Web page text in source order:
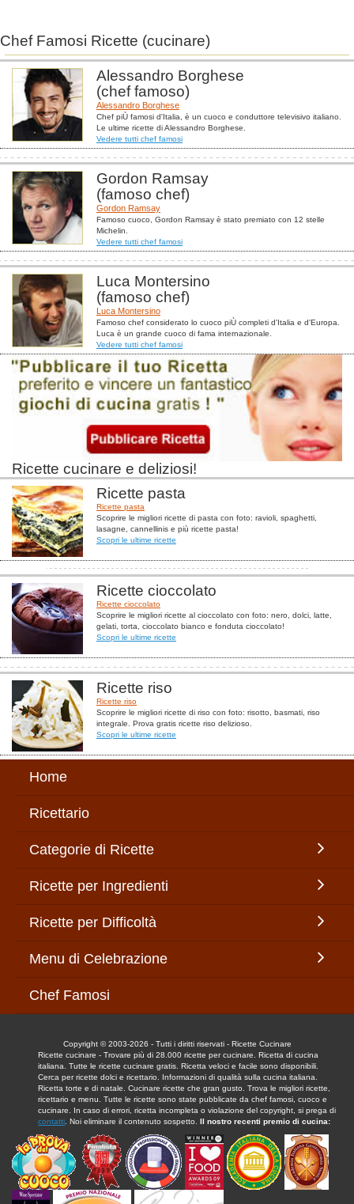
Chef Famosi Ricette (cucinare)
Alessandro Borghese
(chef famoso)
Alessandro Borghese
Chef piÙ famosi d'Italia, è un cuoco e conduttore televisivo italiano.
Le ultime ricette di Alessandro Borghese.
Vedere tutti chef famosi
Gordon Ramsay
(famoso chef)
Gordon Ramsay
Famoso cuoco, Gordon Ramsay è stato premiato con 12 stelle
Michelin.
Vedere tutti chef famosi
Luca Montersino
(famoso chef)
Luca Montersino
Famoso chef considerato lo cuoco piÙ completi d'Italia e d'Europa.
Luca è un grande cuoco di fama internazionale.
Vedere tutti chef famosi
Ricette cucinare e deliziosi!
Ricette pasta
Ricette pasta
Scoprire le migliori ricette di pasta con foto: ravioli, spaghetti,
lasagne, cannellinis e più ricette pasta!
Scopri le ultime ricette
Ricette cioccolato
Ricette cioccolato
Scoprire le migliori ricette al cioccolato con foto: nero, dolci, latte,
gelati, torta, cioccolato bianco e fonduta cioccolato!
Scopri le ultime ricette
Ricette riso
Ricette riso
Scoprire le migliori ricette di riso con foto: risotto, basmati, riso
integrale. Prova gratis ricette riso delizioso.
Scopri le ultime ricette
Home
Ricettario
Categorie di Ricette
Ricette per Ingredienti
Ricette per Difficoltà
Menu di Celebrazione
Chef Famosi
Copyright © 2003-2026 - Tutti i diritti riservati - Ricette Cucinare
Ricette cucinare - Trovare più di 28.000 ricette per cucinare. Ricetta di cucina
italiana. Tutte le ricette cucinare gratis. Ricetta veloci e facile sono disponibili.
Cerca per ricette dolci e ricettario. Informazioni di qualità sulla cucina italiana.
Ricetta torte e di natale. Cucinare ricette che gran gusto. Trova le migliori ricette,
ricettario e menu. Tutte le ricette sono state pubblicate da chef famosi, cuoco e
cucinare. In caso di errori, ricetta incompleta o violazione del copyright, si prega di
contatti . Noi eliminare il contenuto sospetto. Il nostro recenti premio di cucina: